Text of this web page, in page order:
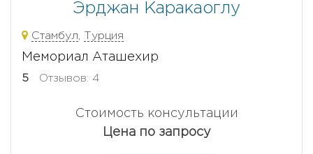
Эрджан Каракаоглу
Стамбул, Турция
Мемориал Аташехир
5 Отзывов: 4
Стоимость консультации
Цена по запросу